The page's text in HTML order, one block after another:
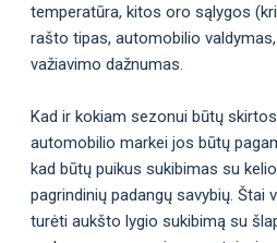
temperatūra, kitos oro sąlygos
rašto tipas, automobilio
važiavimo dažnumas.
Kad ir kokiam sezonui būtų
automobilio markei jos būtų
kad būtų puikus sukibimas su
pagrindinių padangų savybių. Štai
turėti aukšto lygio sukibimą su